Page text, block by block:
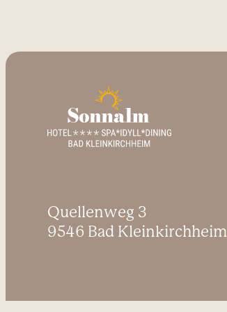
Quellenweg 3
9546 Bad Kleinkirchheim